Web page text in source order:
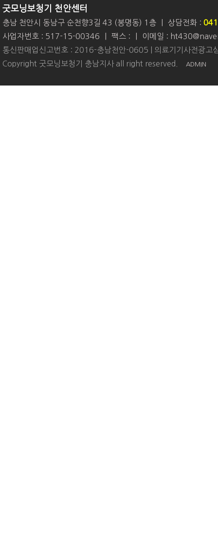
굿모닝보청기 천안센터
충남 천안시 동남구 순천향3길 43 (봉명동) 1층 상담전화 :
사업자번호 : 517-15-00346
팩스 :
이메일 :
통신판매업신고번호 : 2016-충남천안-0605 | 의료기기사전광고
Copyright 굿모닝보청기 충남지사 all right reserved.
ADMIN